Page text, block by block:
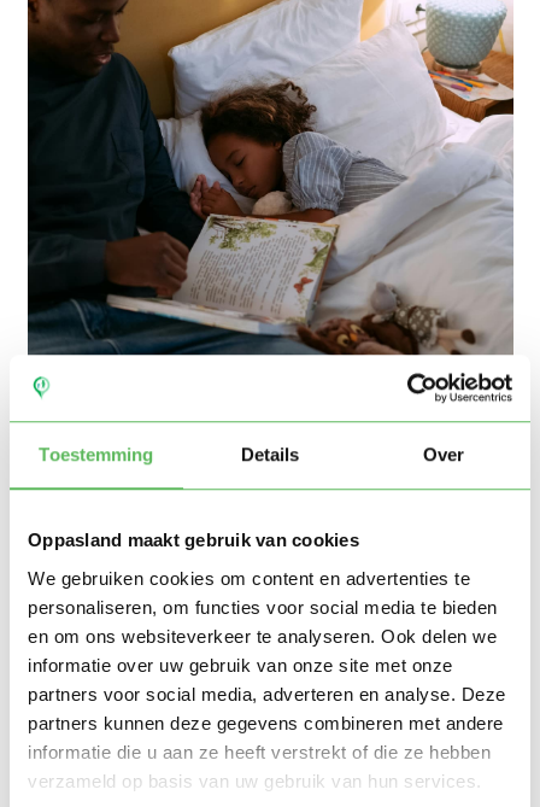
Toestemming Details Over
Oppasland maakt gebruik van cookies
We gebruiken cookies om content en advertenties te
personaliseren, om functies voor social media te bieden
en om ons websiteverkeer te analyseren. Ook delen we
informatie over uw gebruik van onze site met onze
partners voor social media, adverteren en analyse. Deze
partners kunnen deze gegevens combineren met andere
informatie die u aan ze heeft verstrekt of die ze hebben
verzameld op basis van uw gebruik van hun services.
Spreek daarom liever een vast bedrag per nacht af. Zo
blijft het betaalbaar en weet de nachtoppas waar hij of
Lees ook:Oppas tarief: wat betaal je de oppas?
– 2020 editie
Hoe kies je een nachtoppas?